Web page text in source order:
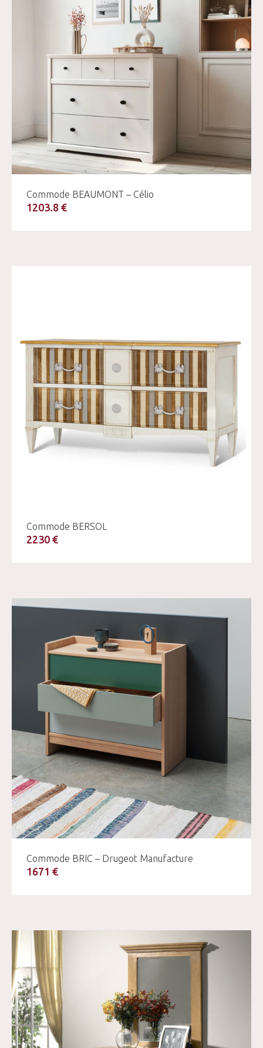
Commode BEAUMONT – Célio
1203.8 €
Commode BERSOL
2230 €
Commode BRIC – Drugeot Manufacture
1671 €